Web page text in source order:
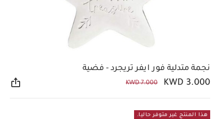
نجمة متدلية فور ايفر تريجرد - فضية
KWD 3.000
KWD 7.000
هذا المنتج غير متوفر حاليا.